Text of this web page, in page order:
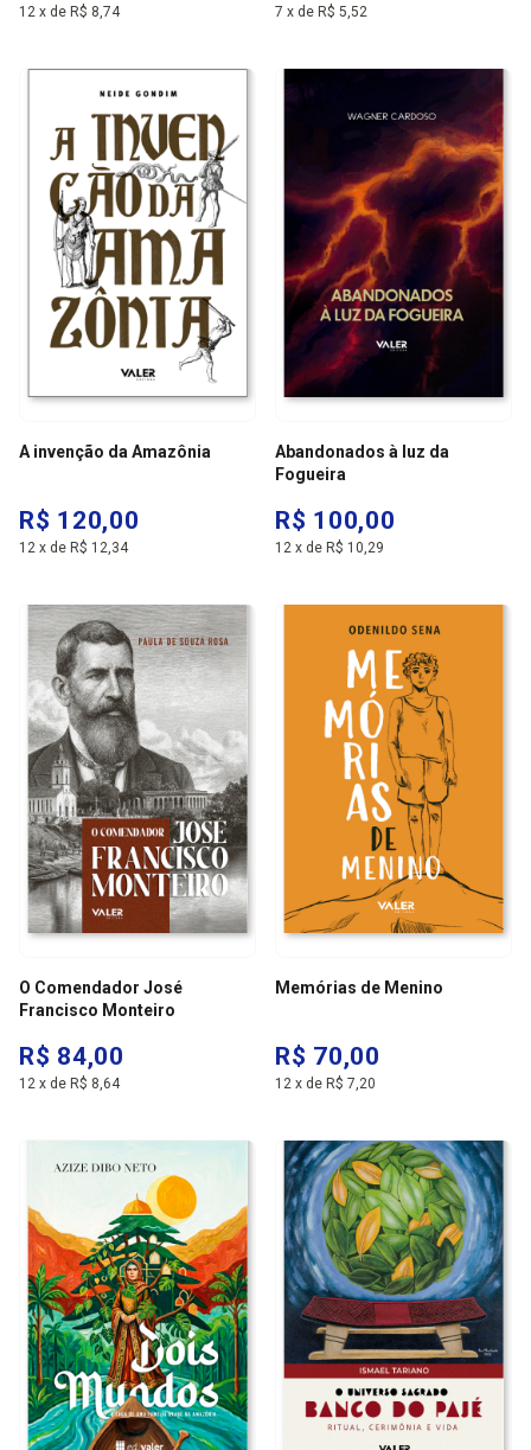
12 x de R$ 8,74 7 x de R$ 5,52
A invenção da Amazônia
R$ 120,00
12 x de R$ 12,34
Abandonados à luz da
Fogueira
R$ 100,00
12 x de R$ 10,29
O Comendador José
Francisco Monteiro
R$ 84,00
12 x de R$ 8,64
Memórias de Menino
R$ 70,00
12 x de R$ 7,20